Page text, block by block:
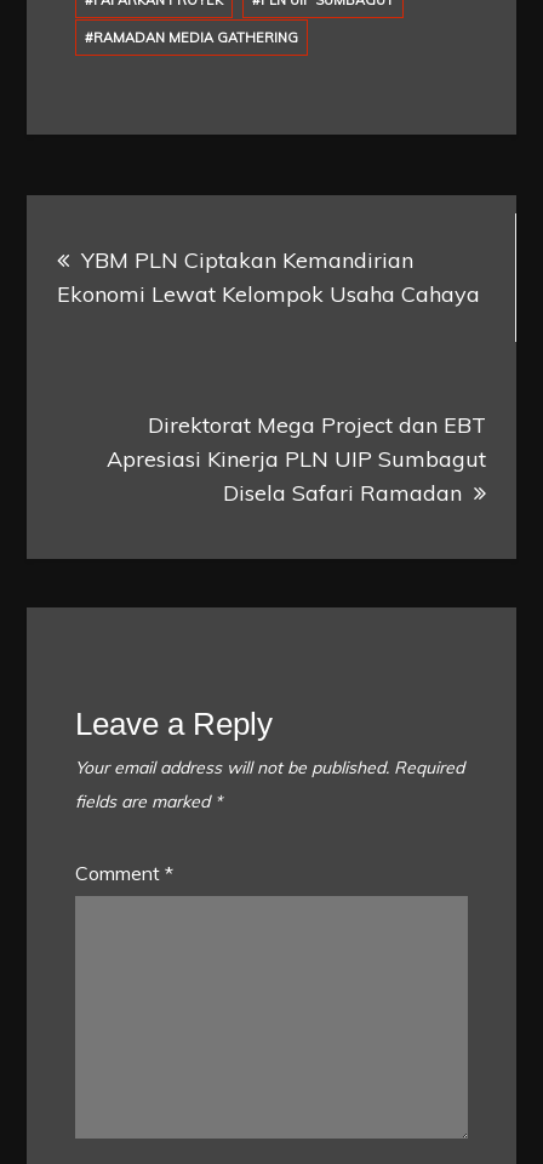
#RAMADAN MEDIA GATHERING
navigation
YBM PLN Ciptakan Kemandirian
Ekonomi Lewat Kelompok Usaha Cahaya
Direktorat Mega Project dan EBT
Apresiasi Kinerja PLN UIP Sumbagut
Disela Safari Ramadan
Leave a Reply
Your email address will not be published. Required
fields are marked *
Comment*